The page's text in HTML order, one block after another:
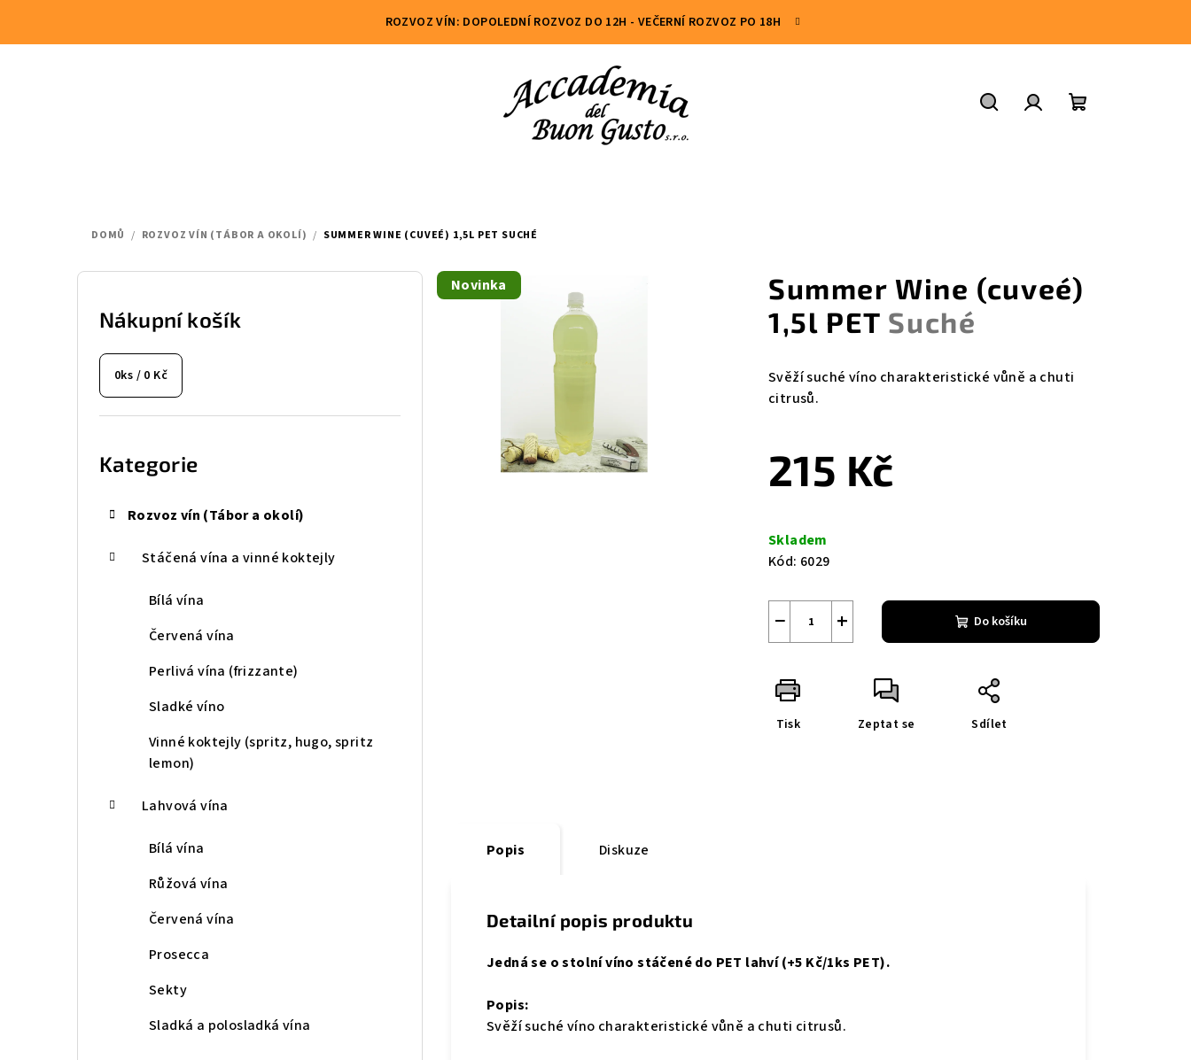
ROZVOZ VÍN: DOPOLEDNÍ ROZVOZ DO 12H - VEČERNÍ ROZVOZ PO 18H
DOMŮ / ROZVOZ VÍN (TÁBOR A OKOLÍ) / SUMMER WINE (CUVEÉ) 1,5L PET SUCHÉ
P
Nákupní košík
0ks / 0 Kč
Kategorie
Rozvoz vín (Tábor a okolí)
Stáčená vína a vinné koktejly
Bílá vína
Červená vína
Perlivá vína (frizzante)
Sladké víno
Vinné koktejly (spritz, hugo, spritz
lemon)
Lahvová vína
Bílá vína
Růžová vína
Červená vína
Prosecca
Sekty
Sladká a polosladká vína
Summer Wine (cuveé)
1,5l PET Suché
Svěží suché víno charakteristické vůně a chuti
citrusů.
215 Kč
cena:
Skladem
Kód: 6029
+
− Do košíku
Tisk Zeptat se Sdílet
Novinka
Popis Diskuze
Detailní popis produktu
Jedná se o stolní víno stáčené do PET lahví (+5 Kč/1ks PET).
Popis:
Svěží suché víno charakteristické vůně a chuti citrusů.